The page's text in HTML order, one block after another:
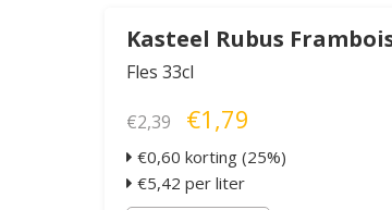
Kasteel Rubus
Fles 33cl
€2,39 €1,79
€0,60 korting (25%)
€5,42 per liter